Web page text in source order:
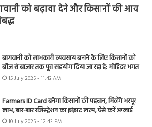
को बढ़ावा देने और किसानों की आय
बागवानी को लाभकारी व्यवसाय बनाने के लिए किसानों को
बीज से बाजार तक पूरा सहयोग दिया जा रहा है: मोहिंदर भगत
15 July 2026 - 11:43 AM
Farmers ID Card बनेगा किसानों की पहचान, मिलेंगे भरपूर
लाभ, बार-बार रजिस्ट्रेशन का झंझट खत्म, ऐसे करें अप्लाई
10 July 2026 - 12:42 PM